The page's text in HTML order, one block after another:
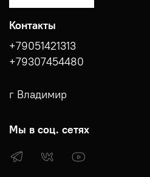
Контакты
+79051421313
+79307454480
г Владимир
Мы в соц. сетях